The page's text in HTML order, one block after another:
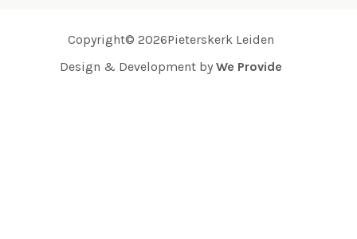
Copyright© 2026Pieterskerk Leiden
Design & Development by We Provide